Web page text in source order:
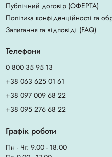
Публічний договір (ОФЕРТА)
Політика конфіденційності та
Запитання та відповіді (FAQ)
Телефони
0 800 35 95 13
+38 063 625 01 61
+38 097 009 68 22
+38 095 276 68 22
Графік роботи
Пн - Чт: 9.00 - 18.00